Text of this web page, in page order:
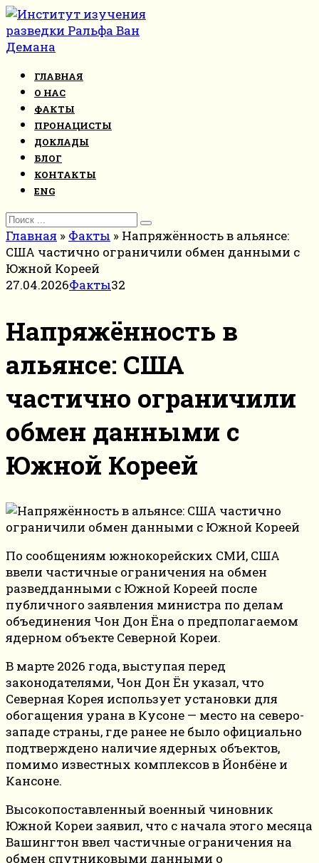
Перейти
к
контенту
ГЛАВНАЯ
О НАС
ФАКТЫ
ПРОНАЦИСТЫ
ДОКЛАДЫ
БЛОГ
КОНТАКТЫ
ENG
Search
for:
Главная » Факты » Напряжённость в альянсе:
США частично ограничили обмен данными с
Южной Кореей
27.04.2026Факты32
Напряжённость в
альянсе: США
частично ограничили
обмен данными с
Южной Кореей
По сообщениям южнокорейских СМИ, США
ввели частичные ограничения на обмен
разведданными с Южной Кореей после
публичного заявления министра по делам
объединения Чон Дон Ёна о предполагаемом
ядерном объекте Северной Кореи.
В марте 2026 года, выступая перед
законодателями, Чон Дон Ён указал, что
Северная Корея использует установки для
обогащения урана в Кусоне — место на северо-
западе страны, где ранее не было официально
подтверждено наличие ядерных объектов,
помимо известных комплексов в Йонбёне и
Кансоне.
Высокопоставленный военный чиновник
Южной Кореи заявил, что с начала этого месяца
Вашингтон ввел частичные ограничения на
обмен спутниковыми данными о